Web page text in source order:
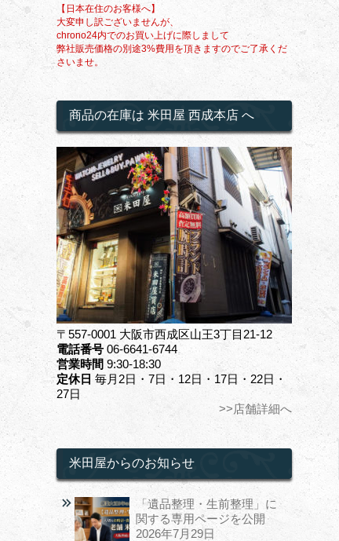
【日本在住のお客様へ】
大変申し訳ございませんが、
chrono24内でのお買い上げに際しまして
弊社販売価格の別途3%費用を頂きますのでご了承くだ
さいませ。
商品の在庫は 米田屋 西成本店 へ
〒557-0001 大阪市西成区山王3丁目21-12
電話番号 06-6641-6744
営業時間 9:30-18:30
定休日 毎月2日・7日・12日・17日・22日・
27日
>>店舗詳細へ
米田屋からのお知らせ
「遺品整理・生前整理」に
関する専用ページを公開
2026年7月29日